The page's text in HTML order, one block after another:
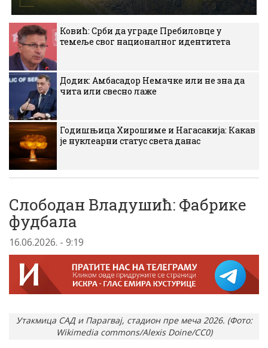
Ковић: Срби да уграде Пребиловце у
темеље свог националног идентитета
Додик: Амбасадор Немачке или не зна да
чита или свесно лаже
Годишњица Хирошиме и Нагасакија: Какав
је нуклеарни статус света данас
Слободан Владушић: Фабрике
фудбала
16.06.2026. - 9:19
Утакмица САД и Парагвај, стадион пре меча 2026. (Фото:
Wikimedia commons/Alexis Doine/CC0)